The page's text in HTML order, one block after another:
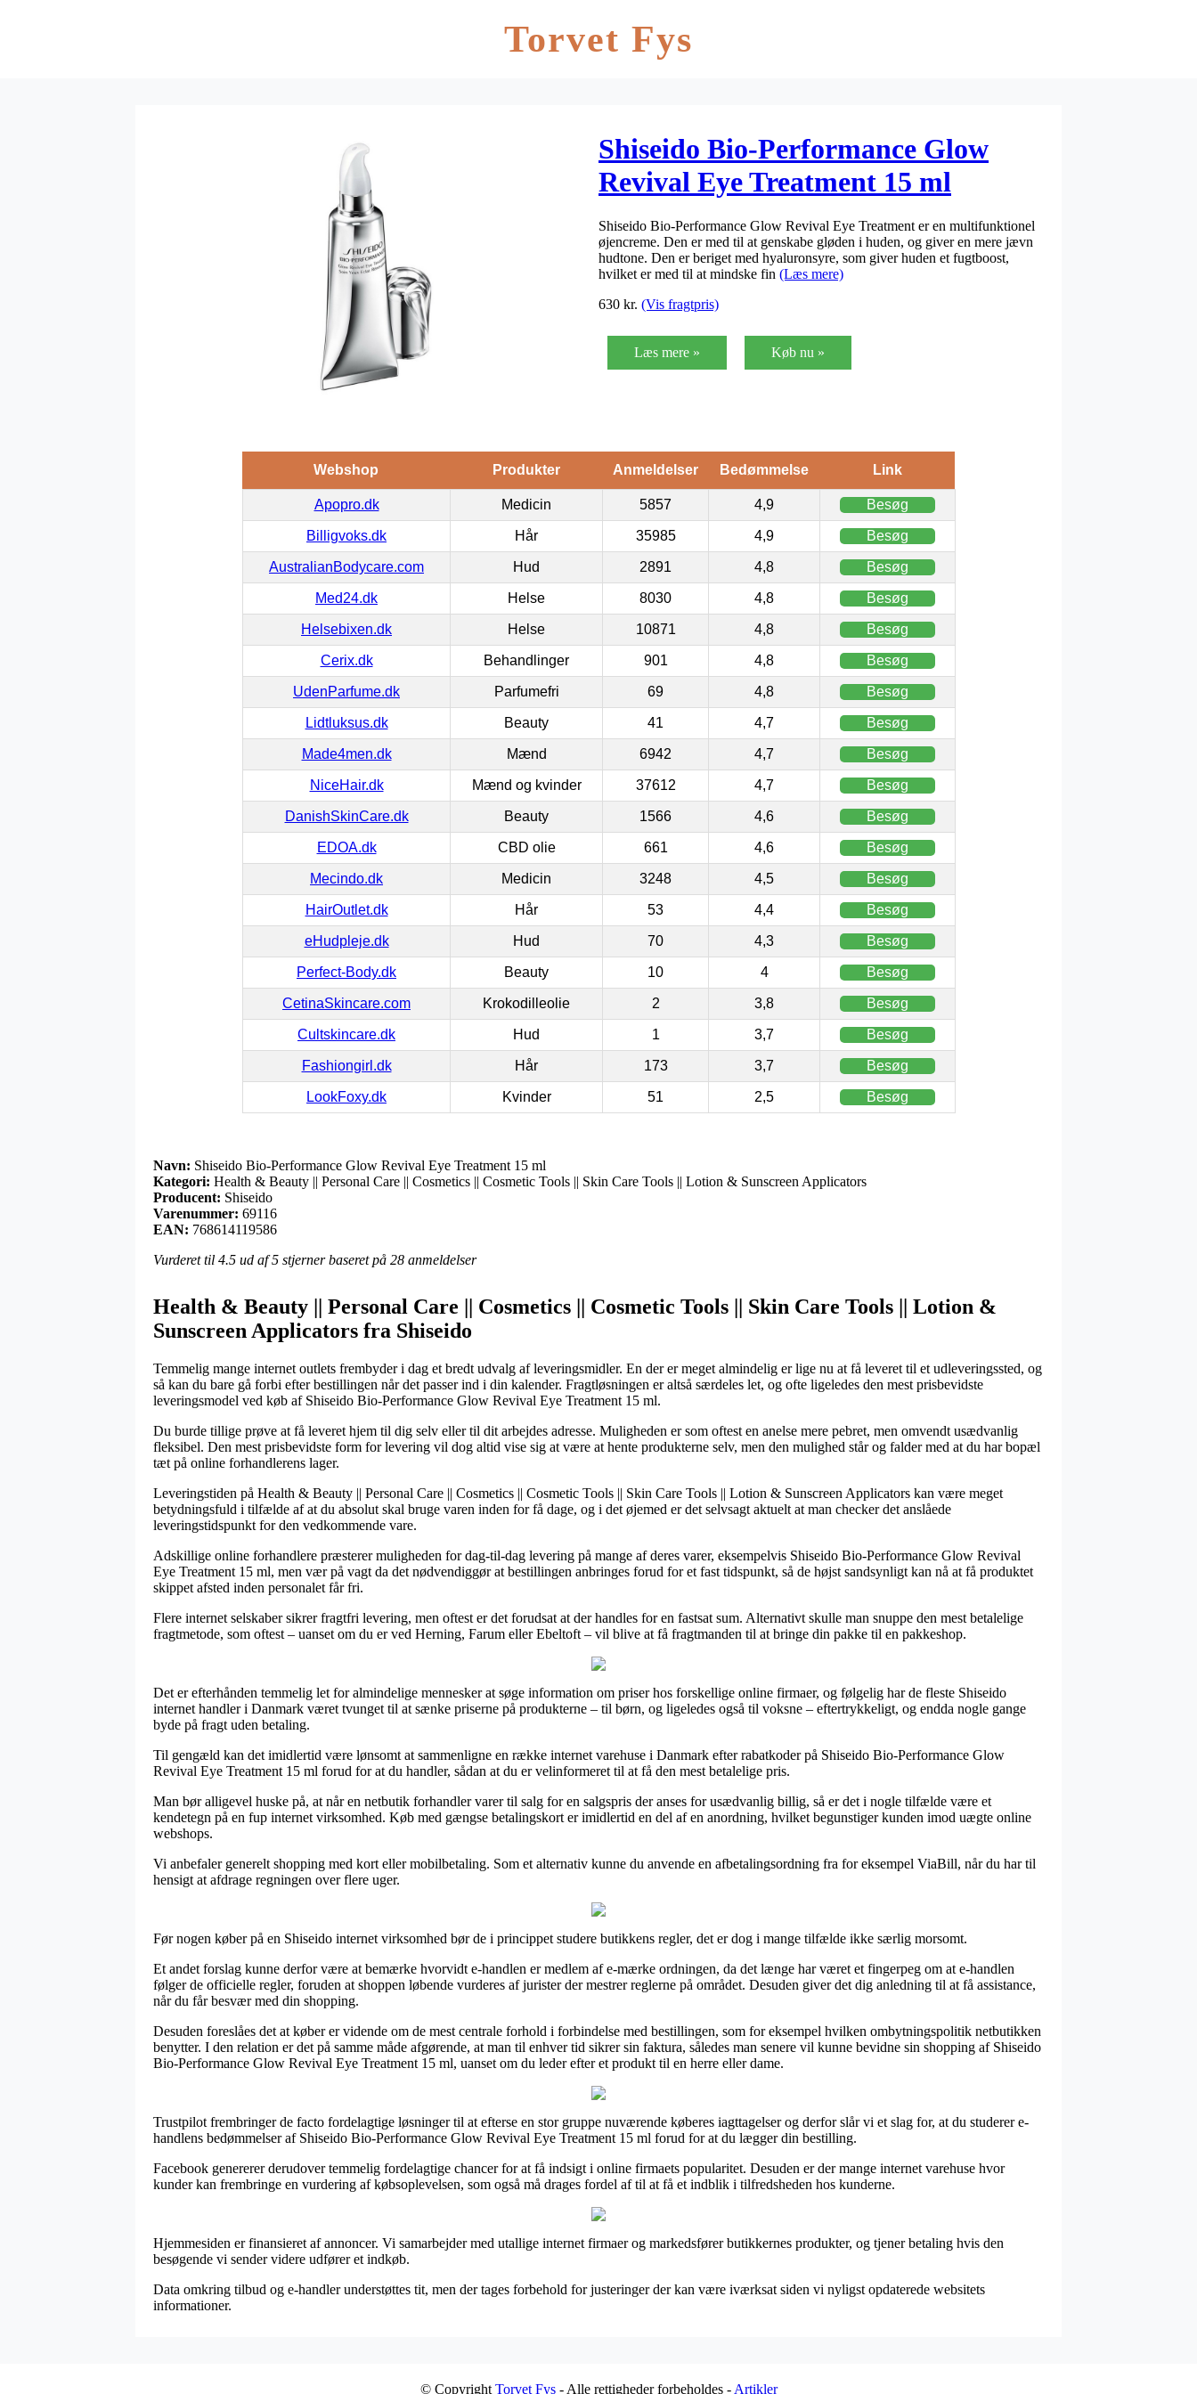
Torvet Fys
Shiseido Bio-Performance Glow
Revival Eye Treatment 15 ml
Shiseido Bio-Performance Glow Revival Eye Treatment er en multifunktionel
øjencreme. Den er med til at genskabe gløden i huden, og giver en mere jævn
hudtone. Den er beriget med hyaluronsyre, som giver huden et fugtboost,
hvilket er med til at mindske fin (Læs mere)
630 kr. (Vis fragtpris)
Læs mere » Køb nu »
Webshop Produkter Anmeldelser Bedømmelse Link
Apopro.dk Medicin 5857 4,9 Besøg
Billigvoks.dk Hår 35985 4,9 Besøg
AustralianBodycare.com Hud 2891 4,8 Besøg
Med24.dk Helse 8030 4,8 Besøg
Helsebixen.dk Helse 10871 4,8 Besøg
Cerix.dk Behandlinger 901 4,8 Besøg
UdenParfume.dk Parfumefri 69 4,8 Besøg
Lidtluksus.dk Beauty 41 4,7 Besøg
Made4men.dk Mænd 6942 4,7 Besøg
NiceHair.dk Mænd og kvinder 37612 4,7 Besøg
DanishSkinCare.dk Beauty 1566 4,6 Besøg
EDOA.dk CBD olie 661 4,6 Besøg
Mecindo.dk Medicin 3248 4,5 Besøg
HairOutlet.dk Hår 53 4,4 Besøg
eHudpleje.dk Hud 70 4,3 Besøg
Perfect-Body.dk Beauty 10 4 Besøg
CetinaSkincare.com Krokodilleolie 2 3,8 Besøg
Cultskincare.dk Hud 1 3,7 Besøg
Fashiongirl.dk Hår 173 3,7 Besøg
LookFoxy.dk Kvinder 51 2,5 Besøg
Navn: Shiseido Bio-Performance Glow Revival Eye Treatment 15 ml
Kategori: Health & Beauty || Personal Care || Cosmetics || Cosmetic Tools || Skin Care Tools || Lotion & Sunscreen Applicators
Producent: Shiseido
Varenummer: 69116
EAN: 768614119586
Vurderet til 4.5 ud af 5 stjerner baseret på 28 anmeldelser
Health & Beauty || Personal Care || Cosmetics || Cosmetic Tools || Skin Care Tools || Lotion &
Sunscreen Applicators fra Shiseido
Temmelig mange internet outlets frembyder i dag et bredt udvalg af leveringsmidler. En der er meget almindelig er lige nu at få leveret til et udleveringssted, og
så kan du bare gå forbi efter bestillingen når det passer ind i din kalender. Fragtløsningen er altså særdeles let, og ofte ligeledes den mest prisbevidste
leveringsmodel ved køb af Shiseido Bio-Performance Glow Revival Eye Treatment 15 ml.
Du burde tillige prøve at få leveret hjem til dig selv eller til dit arbejdes adresse. Muligheden er som oftest en anelse mere pebret, men omvendt usædvanlig
fleksibel. Den mest prisbevidste form for levering vil dog altid vise sig at være at hente produkterne selv, men den mulighed står og falder med at du har bopæl
tæt på online forhandlerens lager.
Leveringstiden på Health & Beauty || Personal Care || Cosmetics || Cosmetic Tools || Skin Care Tools || Lotion & Sunscreen Applicators kan være meget
betydningsfuld i tilfælde af at du absolut skal bruge varen inden for få dage, og i det øjemed er det selvsagt aktuelt at man checker det anslåede
leveringstidspunkt for den vedkommende vare.
Adskillige online forhandlere præsterer muligheden for dag-til-dag levering på mange af deres varer, eksempelvis Shiseido Bio-Performance Glow Revival
Eye Treatment 15 ml, men vær på vagt da det nødvendiggør at bestillingen anbringes forud for et fast tidspunkt, så de højst sandsynligt kan nå at få produktet
skippet afsted inden personalet får fri.
Flere internet selskaber sikrer fragtfri levering, men oftest er det forudsat at der handles for en fastsat sum. Alternativt skulle man snuppe den mest betalelige
fragtmetode, som oftest – uanset om du er ved Herning, Farum eller Ebeltoft – vil blive at få fragtmanden til at bringe din pakke til en pakkeshop.
Det er efterhånden temmelig let for almindelige mennesker at søge information om priser hos forskellige online firmaer, og følgelig har de fleste Shiseido
internet handler i Danmark været tvunget til at sænke priserne på produkterne – til børn, og ligeledes også til voksne – eftertrykkeligt, og endda nogle gange
byde på fragt uden betaling.
Til gengæld kan det imidlertid være lønsomt at sammenligne en række internet varehuse i Danmark efter rabatkoder på Shiseido Bio-Performance Glow
Revival Eye Treatment 15 ml forud for at du handler, sådan at du er velinformeret til at få den mest betalelige pris.
Man bør alligevel huske på, at når en netbutik forhandler varer til salg for en salgspris der anses for usædvanlig billig, så er det i nogle tilfælde være et
kendetegn på en fup internet virksomhed. Køb med gængse betalingskort er imidlertid en del af en anordning, hvilket begunstiger kunden imod uægte online
webshops.
Vi anbefaler generelt shopping med kort eller mobilbetaling. Som et alternativ kunne du anvende en afbetalingsordning fra for eksempel ViaBill, når du har til
hensigt at afdrage regningen over flere uger.
Før nogen køber på en Shiseido internet virksomhed bør de i princippet studere butikkens regler, det er dog i mange tilfælde ikke særlig morsomt.
Et andet forslag kunne derfor være at bemærke hvorvidt e-handlen er medlem af e-mærke ordningen, da det længe har været et fingerpeg om at e-handlen
følger de officielle regler, foruden at shoppen løbende vurderes af jurister der mestrer reglerne på området. Desuden giver det dig anledning til at få assistance,
når du får besvær med din shopping.
Desuden foreslåes det at køber er vidende om de mest centrale forhold i forbindelse med bestillingen, som for eksempel hvilken ombytningspolitik netbutikken
benytter. I den relation er det på samme måde afgørende, at man til enhver tid sikrer sin faktura, således man senere vil kunne bevidne sin shopping af Shiseido
Bio-Performance Glow Revival Eye Treatment 15 ml, uanset om du leder efter et produkt til en herre eller dame.
Trustpilot frembringer de facto fordelagtige løsninger til at efterse en stor gruppe nuværende køberes iagttagelser og derfor slår vi et slag for, at du studerer e-
handlens bedømmelser af Shiseido Bio-Performance Glow Revival Eye Treatment 15 ml forud for at du lægger din bestilling.
Facebook genererer derudover temmelig fordelagtige chancer for at få indsigt i online firmaets popularitet. Desuden er der mange internet varehuse hvor
kunder kan frembringe en vurdering af købsoplevelsen, som også må drages fordel af til at få et indblik i tilfredsheden hos kunderne.
Hjemmesiden er finansieret af annoncer. Vi samarbejder med utallige internet firmaer og markedsfører butikkernes produkter, og tjener betaling hvis den
besøgende vi sender videre udfører et indkøb.
Data omkring tilbud og e-handler understøttes tit, men der tages forbehold for justeringer der kan være iværksat siden vi nyligst opdaterede websitets
informationer.
© Copyright Torvet Fys- Alle rettigheder forbeholdes - Artikler